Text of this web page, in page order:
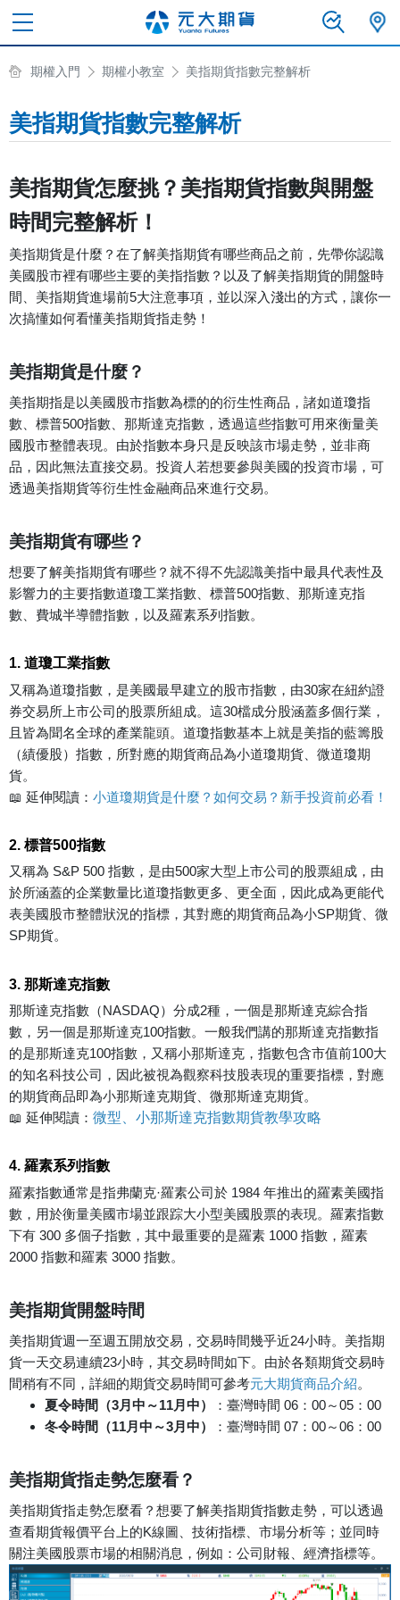
期權入門 期權小教室 美指期貨指數完整解析
美指期貨指數完整解析
美指期貨怎麼挑？美指期貨指數與開盤
時間完整解析！
美指期貨是什麼？在了解美指期貨有哪些商品之前，先帶你認識
美國股市裡有哪些主要的美指指數？以及了解美指期貨的開盤時
間、美指期貨進場前5大注意事項，並以深入淺出的方式，讓你一
次搞懂如何看懂美指期貨指走勢！
美指期貨是什麼？
美指期指是以美國股市指數為標的的衍生性商品，諸如道瓊指
數、標普500指數、那斯達克指數，透過這些指數可用來衡量美
國股市整體表現。由於指數本身只是反映該市場走勢，並非商
品，因此無法直接交易。投資人若想要參與美國的投資市場，可
透過美指期貨等衍生性金融商品來進行交易。
美指期貨有哪些？
想要了解美指期貨有哪些？就不得不先認識美指中最具代表性及
影響力的主要指數道瓊工業指數、標普500指數、那斯達克指
數、費城半導體指數，以及羅素系列指數。
1. 道瓊工業指數
又稱為道瓊指數，是美國最早建立的股市指數，由30家在紐約證
券交易所上市公司的股票所組成。這30檔成分股涵蓋多個行業，
且皆為聞名全球的產業龍頭。道瓊指數基本上就是美指的藍籌股
（績優股）指數，所對應的期貨商品為小道瓊期貨、微道瓊期
貨。
📖 延伸閱讀： 小道瓊期貨是什麼？如何交易？新手投資前必看！
2. 標普500指數
又稱為 S&P 500 指數，是由500家大型上市公司的股票組成，由
於所涵蓋的企業數量比道瓊指數更多、更全面，因此成為更能代
表美國股市整體狀況的指標，其對應的期貨商品為小SP期貨、微
SP期貨。
3. 那斯達克指數
那斯達克指數（NASDAQ）分成2種，一個是那斯達克綜合指
數，另一個是那斯達克100指數。一般我們講的那斯達克指數指
的是那斯達克100指數，又稱小那斯達克，指數包含市值前100大
的知名科技公司，因此被視為觀察科技股表現的重要指標，對應
的期貨商品即為小那斯達克期貨、微那斯達克期貨。
📖 延伸閱讀： 微型、小那斯達克指數期貨教學攻略
4. 羅素系列指數
羅素指數通常是指弗蘭克·羅素公司於 1984 年推出的羅素美國指
數，用於衡量美國市場並跟踪大小型美國股票的表現。羅素指數
下有 300 多個子指數，其中最重要的是羅素 1000 指數，羅素
2000 指數和羅素 3000 指數。
美指期貨開盤時間
美指期貨週一至週五開放交易，交易時間幾乎近24小時。美指期
貨一天交易連續23小時，其交易時間如下。由於各類期貨交易時
間稍有不同，詳細的期貨交易時間可參考元大期貨商品介紹。
夏令時間（3月中～11月中）
：臺灣時間 06：00～05：00
冬令時間（11月中～3月中）
：臺灣時間 07：00～06：00
美指期貨指走勢怎麼看？
美指期貨指走勢怎麼看？想要了解美指期貨指數走勢，可以透過
查看期貨報價平台上的K線圖、技術指標、市場分析等；並同時
關注美國股票市場的相關消息，例如：公司財報、經濟指標等。